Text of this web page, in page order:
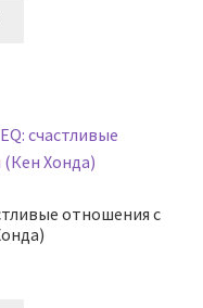
отношения с